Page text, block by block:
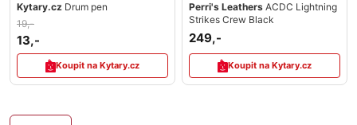
Kytary.cz Drum pen
19,-
13,-
Koupit na Kytary.cz
Perri's Leathers ACDC Lightning
Strikes Crew Black
249,-
Koupit na Kytary.cz